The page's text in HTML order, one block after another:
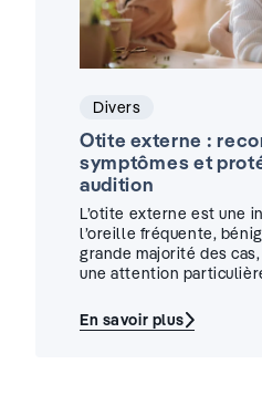
Divers
Otite externe :
symptômes et
audition
L’otite externe est une
l’oreille fréquente,
grande majorité des
une attention
En savoir plus
: